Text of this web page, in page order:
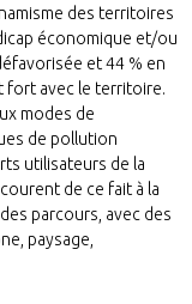
des territoires
économique et/ou
et 44 % en
fort avec le territoire.
modes de
de pollution
utilisateurs de la
de ce fait à la
parcours, avec des
paysage,